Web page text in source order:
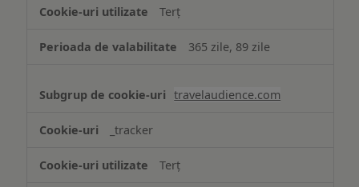
Terț
365 zile, 89 zile
travelaudience.com
_tracker
Terț